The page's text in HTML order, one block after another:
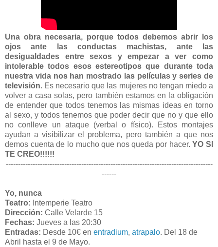
Una obra necesaria, porque todos debemos abrir los
ojos ante las conductas machistas, ante las
desigualdades entre sexos y empezar a ver como
intolerable todos esos estereotipos que durante toda
nuestra vida nos han mostrado las películas y series de
televisión. Es necesario que las mujeres no tengan miedo a
volver a casa solas, pero también estamos en la obligación
de entender que todos tenemos las mismas ideas en torno
al sexo, y todos tenemos que poder decir que no y que ello
no conlleve un ataque (verbal o físico). Estos montajes
ayudan a visibilizar el problema, pero también a que nos
demos cuenta de lo mucho que nos queda por hacer.YO SI
TE CREO!!!!!!
-------------------------------------------------------------------------------------
------
Yo, nunca
Teatro: Intemperie Teatro
Dirección: Calle Velarde 15
Fechas: Jueves a las 20:30
Entradas: Desde 10€ en entradium, atrapalo. Del 18 de
Abril hasta el 9 de Mayo.